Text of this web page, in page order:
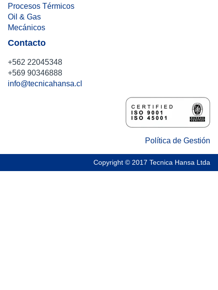
Procesos Térmicos
Oil & Gas
Mecánicos
Contacto
+562 22045348
+569 90346888
info@tecnicahansa.cl
Política de Gestión
Copyright © 2017 Tecnica Hansa Ltda